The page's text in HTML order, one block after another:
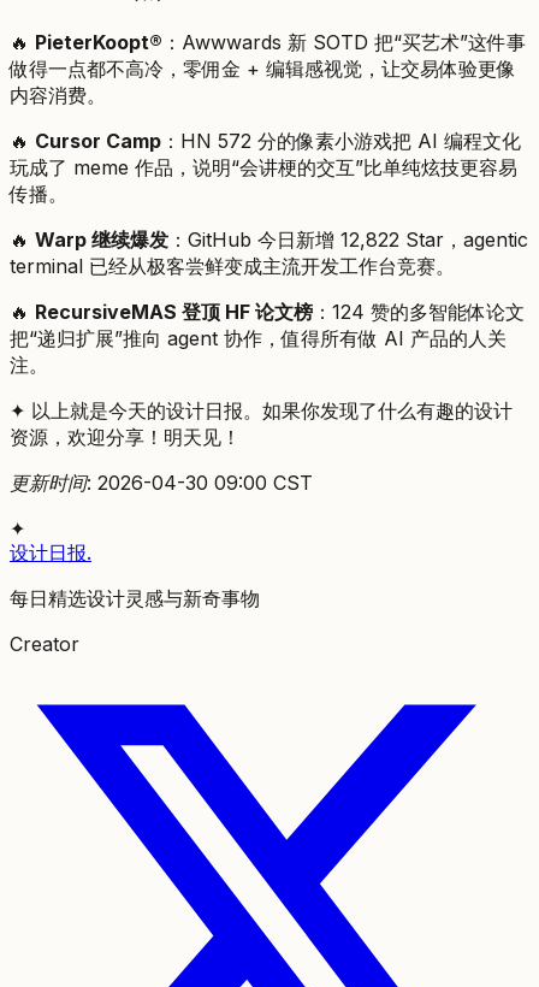
🔥 PieterKoopt® ：Awwwards 新 SOTD 把“买艺术”这件事
做得一点都不高冷，零佣金 + 编辑感视觉，让交易体验更像
内容消费。
🔥 Cursor Camp ：HN 572 分的像素小游戏把 AI 编程文化
玩成了 meme 作品，说明“会讲梗的交互”比单纯炫技更容易
传播。
🔥 Warp 继续爆发 ：GitHub 今日新增 12,822 Star，agentic
terminal 已经从极客尝鲜变成主流开发工作台竞赛。
🔥 RecursiveMAS 登顶 HF 论文榜 ：124 赞的多智能体论文
把“递归扩展”推向 agent 协作，值得所有做 AI 产品的人关
注。
✦ 以上就是今天的设计日报。如果你发现了什么有趣的设计
资源，欢迎分享！明天见！
更新时间: 2026-04-30 09:00 CST
✦
设计日报.
每日精选设计灵感与新奇事物
Creator